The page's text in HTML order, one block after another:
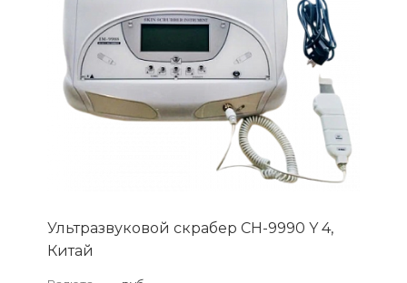
Ультразвуковой скрабер CH-9990 Y 4,
Китай